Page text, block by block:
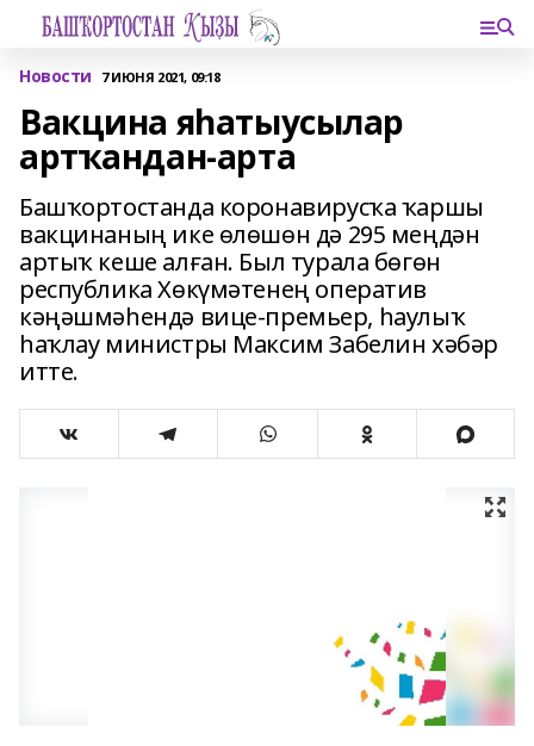
Новости 7 ИЮНЯ 2021, 09:18
Вакцина яһатыусылар
артҡандан-арта
Башҡортостанда коронавирусҡа ҡаршы
вакцинаның ике өлөшөн дә 295 меңдән
артыҡ кеше алған. Был турала бөгөн
республика Хөкүмәтенең оператив
кәңәшмәһендә вице-премьер, һаулыҡ
һаҡлау министры Максим Забелин хәбәр
итте.